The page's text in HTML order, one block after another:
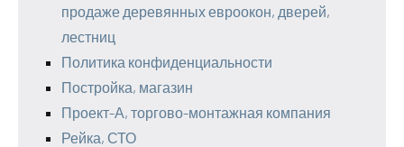
продаже деревянных евроокон, дверей,
лестниц
Политика конфиденциальности
Постройка, магазин
Проект-А, торгово-монтажная компания
Рейка, СТО